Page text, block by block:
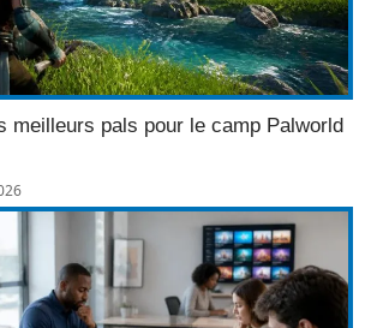
meilleurs pals pour le camp Palworld